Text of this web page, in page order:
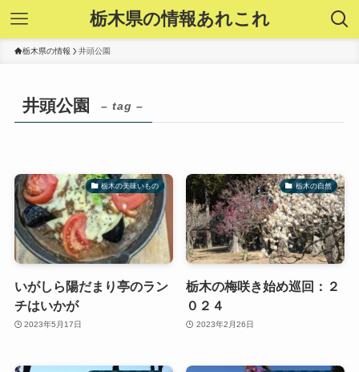
栃木県の情報あれこれ
栃木県の情報 井頭公園
井頭公園 – tag –
栃木の美味いもの
いがしら陽だまり亭のラン
チはいかが
2023年5月17日
栃木の自然
栃木の梅咲き始め巡回：２
０２４
2023年2月26日